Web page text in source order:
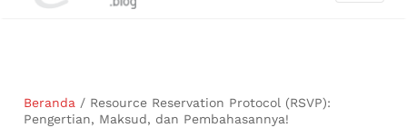
Beranda / Resource Reservation Protocol (RSVP):
Pengertian, Maksud, dan Pembahasannya!